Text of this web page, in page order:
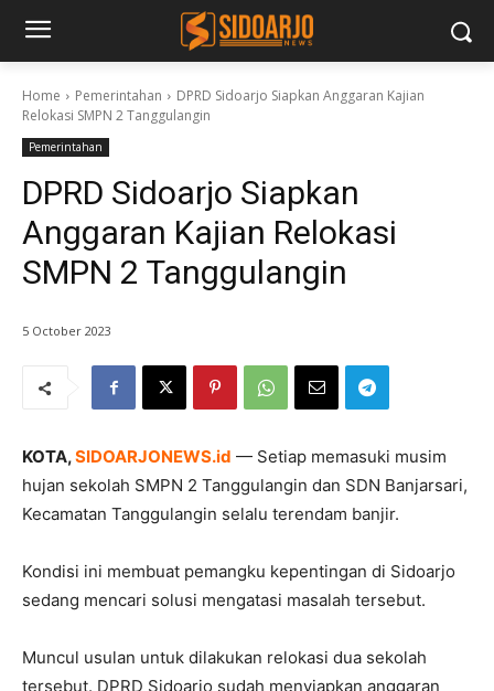
Home Pemerintahan
DPRD Sidoarjo Siapkan Anggaran Kajian
Relokasi SMPN 2 Tanggulangin
Pemerintahan
DPRD Sidoarjo Siapkan
Anggaran Kajian Relokasi
SMPN 2 Tanggulangin
5 October 2023
KOTA,SIDOARJONEWS.id — Setiap memasuki musim
hujan sekolah SMPN 2 Tanggulangin dan SDN Banjarsari,
Kecamatan Tanggulangin selalu terendam banjir.
Kondisi ini membuat pemangku kepentingan di Sidoarjo
sedang mencari solusi mengatasi masalah tersebut.
Muncul usulan untuk dilakukan relokasi dua sekolah
tersebut. DPRD Sidoarjo sudah menyiapkan anggaran